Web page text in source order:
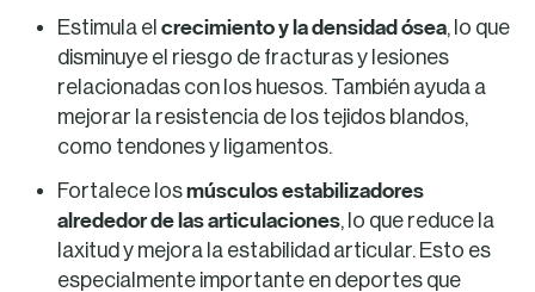
Estimula el crecimiento y la densidad ósea, lo que
disminuye el riesgo de fracturas y lesiones
relacionadas con los huesos. También ayuda a
mejorar la resistencia de los tejidos blandos,
como tendones y ligamentos.
Fortalece losmúsculos estabilizadores
alrededor de las articulaciones, lo que reduce la
laxitud y mejora la estabilidad articular. Esto es
especialmente importante en deportes que